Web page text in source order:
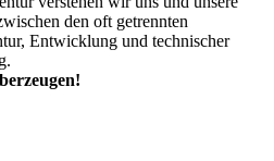
den oft getrennten
Entwicklung und technischer